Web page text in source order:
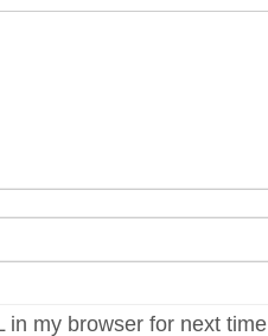
in my browser for next